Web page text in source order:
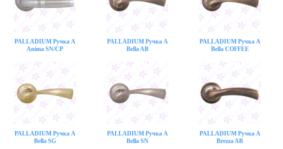
PALLADIUM Ручка A
Anima SN/CP
PALLADIUM Ручка A
Bella AB
PALLADIUM Ручка A
Bella COFFEE
PALLADIUM Ручка A
Bella SG
PALLADIUM Ручка A
Bella SN
PALLADIUM Ручка A
Brezza AB